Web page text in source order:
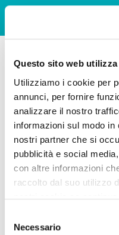
Questo sito web
Utilizziamo i cookie per
annunci, per fornire
analizzare il nostro
informazioni sul modo
nostri partner che si
pubblicità e social
con altre informazioni
raccolto dal suo utilizzo
delNecessario